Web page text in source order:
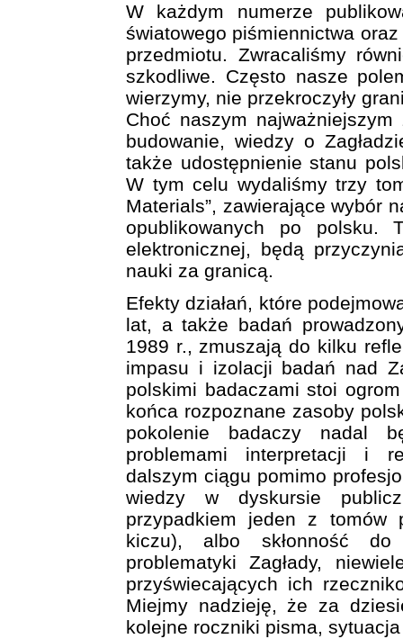
W każdym numerze
światowego piśmiennictwa
przedmiotu. Zwracaliśmy
szkodliwe. Często nasze
wierzymy, nie przekroczyły
Choć naszym
budowanie, wiedzy o
także udostępnienie stanu
W tym celu wydaliśmy trzy
Materials”, zawierające wybór
opublikowanych po polsku.
elektronicznej, będą
nauki za granicą.
Efekty działań, które
lat, a także badań
1989 r., zmuszają do kilku
impasu i izolacji badań nad
polskimi badaczami stoi
końca rozpoznane zasoby
pokolenie badaczy nadal
problemami interpretacji i
dalszym ciągu pomimo
wiedzy w dyskursie
przypadkiem jeden z tomów
kiczu), albo skłonność do
problematyki Zagłady,
przyświecających ich
Miejmy nadzieję, że za
kolejne roczniki pisma,